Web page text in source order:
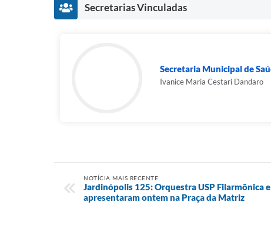
Secretarias Vinculadas
Secretaria Municipal de
Ivanice Maria Cestari Dandaro
NOTÍCIA MAIS RECENTE
Jardinópolis 125: Orquestra USP Filarmônica
apresentaram ontem na Praça da Matriz